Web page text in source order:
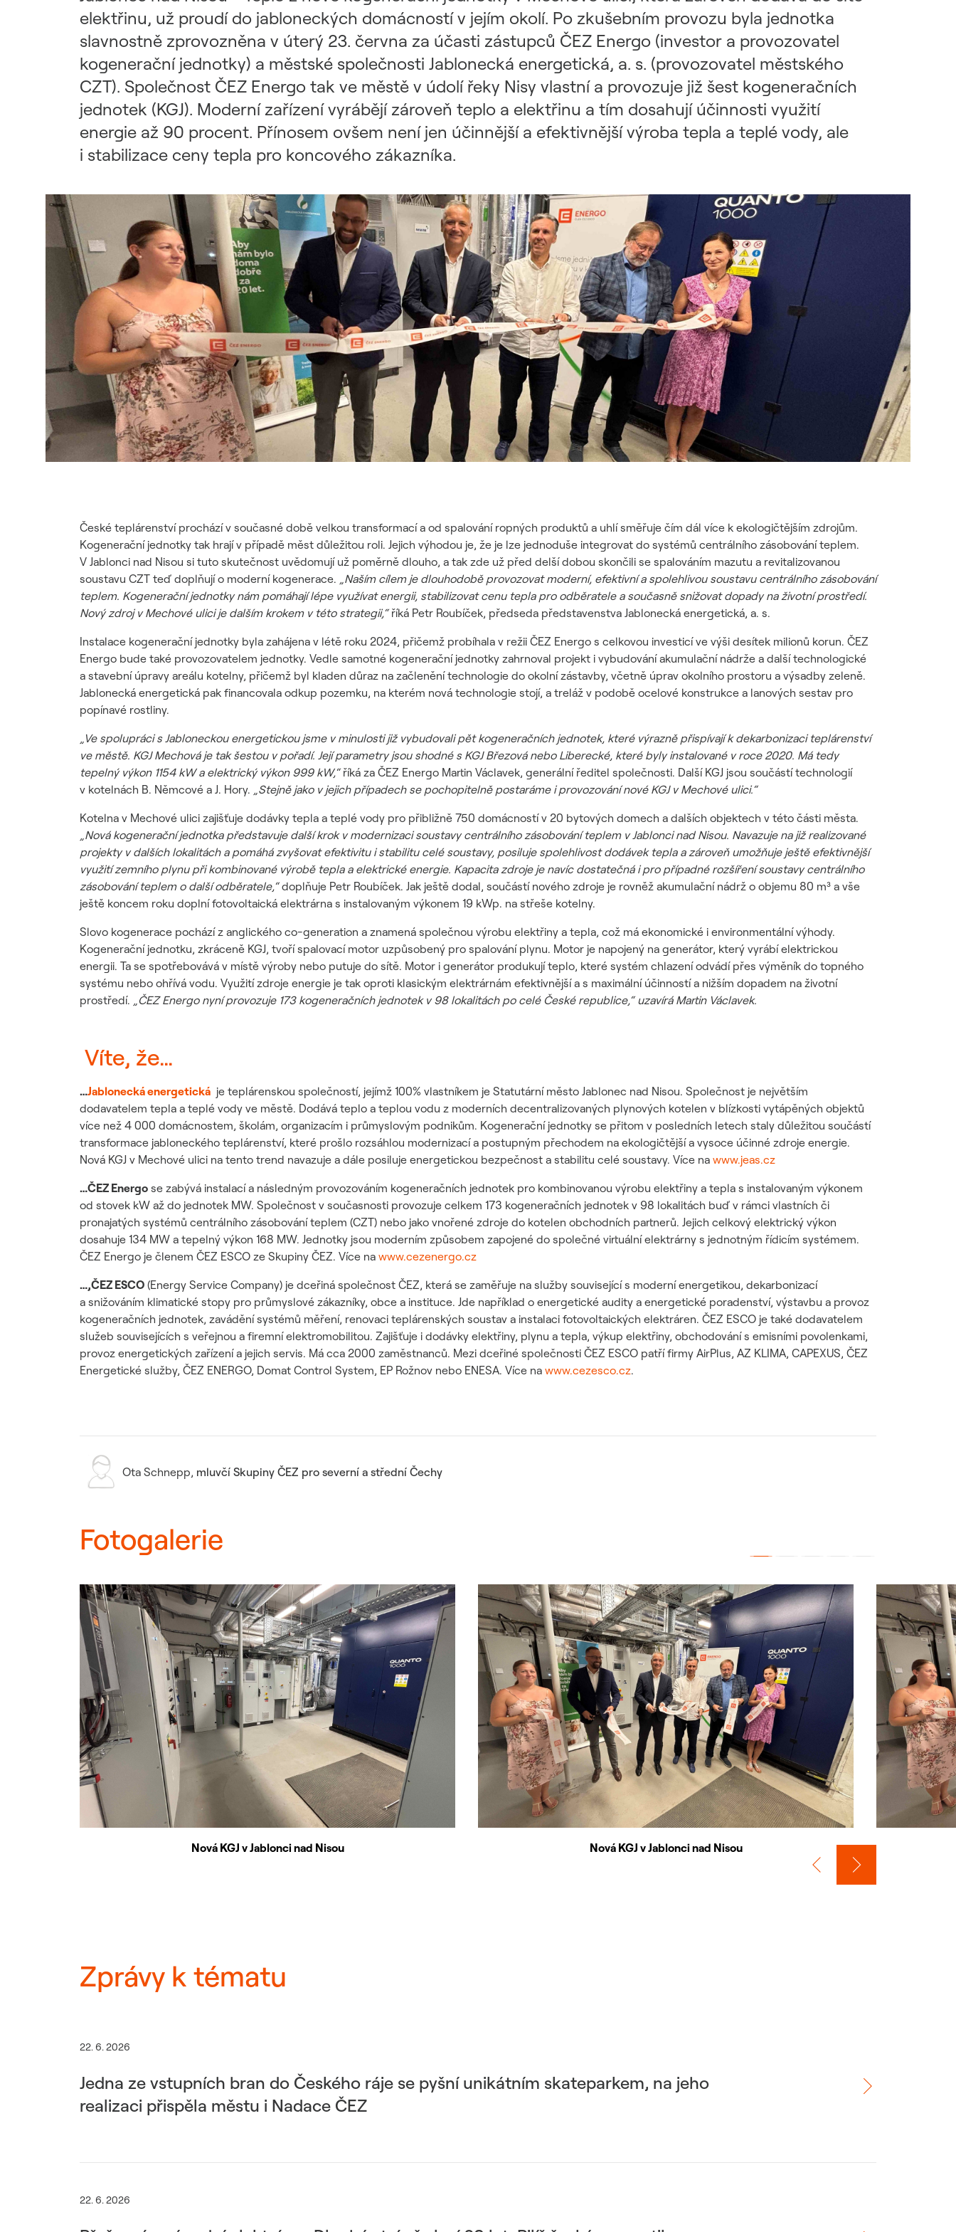
Udržitelný dodavatelský
řetězec / ESG dotazník
elektřinu, už proudí do jabloneckých domácností v jejím okolí. Po zkušebním provozu byla jednotka
slavnostně zprovozněna v úterý 23. června za účasti zástupců ČEZ Energo (investor a provozovatel
kogenerační jednotky) a městské společnosti Jablonecká energetická, a. s. (provozovatel městského
CZT). Společnost ČEZ Energo tak ve městě v údolí řeky Nisy vlastní a provozuje již šest kogeneračních
jednotek (KGJ). Moderní zařízení vyrábějí zároveň teplo a elektřinu a tím dosahují účinnosti využití
energie až 90 procent. Přínosem ovšem není jen účinnější a efektivnější výroba tepla a teplé vody, ale
i stabilizace ceny tepla pro koncového zákazníka.
České teplárenství prochází v současné době velkou transformací a od spalování ropných produktů a uhlí směřuje čím dál více k ekologičtějším zdrojům.
Kogenerační jednotky tak hrají v případě měst důležitou roli. Jejich výhodou je, že je lze jednoduše integrovat do systémů centrálního zásobování teplem.
V Jablonci nad Nisou si tuto skutečnost uvědomují už poměrně dlouho, a tak zde už před delší dobou skončili se spalováním mazutu a revitalizovanou
soustavu CZT teď doplňují o moderní kogenerace. „Naším cílem je dlouhodobě provozovat moderní, efektivní a spolehlivou soustavu centrálního zásobování
teplem. Kogenerační jednotky nám pomáhají lépe využívat energii, stabilizovat cenu tepla pro odběratele a současně snižovat dopady na životní prostředí.
Nový zdroj v Mechové ulici je dalším krokem v této strategii,“říká Petr Roubíček, předseda představenstva Jablonecká energetická, a. s.
Instalace kogenerační jednotky byla zahájena v létě roku 2024, přičemž probíhala v režii ČEZ Energo s celkovou investicí ve výši desítek milionů korun. ČEZ
Energo bude také provozovatelem jednotky. Vedle samotné kogenerační jednotky zahrnoval projekt i vybudování akumulační nádrže a další technologické
a stavební úpravy areálu kotelny, přičemž byl kladen důraz na začlenění technologie do okolní zástavby, včetně úprav okolního prostoru a výsadby zeleně.
Jablonecká energetická pak financovala odkup pozemku, na kterém nová technologie stojí, a treláž v podobě ocelové konstrukce a lanových sestav pro
popínavé rostliny.
„Ve spolupráci s Jabloneckou energetickou jsme v minulosti již vybudovali pět kogeneračních jednotek, které výrazně přispívají k dekarbonizaci teplárenství
ve městě. KGJ Mechová je tak šestou v pořadí. Její parametry jsou shodné s KGJ Březová nebo Liberecké, které byly instalované v roce 2020. Má tedy
tepelný výkon 1154 kW a elektrický výkon 999 kW,“říká za ČEZ Energo Martin Václavek, generální ředitel společnosti. Další KGJ jsou součástí technologií
v kotelnách B. Němcové a J. Hory. „Stejně jako v jejich případech se pochopitelně postaráme i provozování nové KGJ v Mechové ulici.“
Kotelna v Mechové ulici zajišťuje dodávky tepla a teplé vody pro přibližně 750 domácností v 20 bytových domech a dalších objektech v této části města.
„Nová kogenerační jednotka představuje další krok v modernizaci soustavy centrálního zásobování teplem v Jablonci nad Nisou. Navazuje na již realizované
projekty v dalších lokalitách a pomáhá zvyšovat efektivitu i stabilitu celé soustavy, posiluje spolehlivost dodávek tepla a zároveň umožňuje ještě efektivnější
využití zemního plynu při kombinované výrobě tepla a elektrické energie. Kapacita zdroje je navíc dostatečná i pro případné rozšíření soustavy centrálního
zásobování teplem o další odběratele,“doplňuje Petr Roubíček. Jak ještě dodal, součástí nového zdroje je rovněž akumulační nádrž o objemu 80 m³ a vše
ještě koncem roku doplní fotovoltaická elektrárna s instalovaným výkonem 19 kWp. na střeše kotelny.
Slovo kogenerace pochází z anglického co-generation a znamená společnou výrobu elektřiny a tepla, což má ekonomické i environmentální výhody.
Kogenerační jednotku, zkráceně KGJ, tvoří spalovací motor uzpůsobený pro spalování plynu. Motor je napojený na generátor, který vyrábí elektrickou
energii. Ta se spotřebovává v místě výroby nebo putuje do sítě. Motor i generátor produkují teplo, které systém chlazení odvádí přes výměník do topného
systému nebo ohřívá vodu. Využití zdroje energie je tak oproti klasickým elektrárnám efektivnější a s maximální účinností a nižším dopadem na životní
prostředí. „ČEZ Energo nyní provozuje 173 kogeneračních jednotek v 98 lokalitách po celé České republice,“ uzavírá Martin Václavek.
Víte, že…
…Jablonecká energetická je teplárenskou společností, jejímž 100% vlastníkem je Statutární město Jablonec nad Nisou. Společnost je největším
dodavatelem tepla a teplé vody ve městě. Dodává teplo a teplou vodu z moderních decentralizovaných plynových kotelen v blízkosti vytápěných objektů
více než 4 000 domácnostem, školám, organizacím i průmyslovým podnikům. Kogenerační jednotky se přitom v posledních letech staly důležitou součástí
transformace jabloneckého teplárenství, které prošlo rozsáhlou modernizací a postupným přechodem na ekologičtější a vysoce účinné zdroje energie.
Nová KGJ v Mechové ulici na tento trend navazuje a dále posiluje energetickou bezpečnost a stabilitu celé soustavy. Více na www.jeas.cz
…ČEZ Energo se zabývá instalací a následným provozováním kogeneračních jednotek pro kombinovanou výrobu elektřiny a tepla s instalovaným výkonem
od stovek kW až do jednotek MW. Společnost v současnosti provozuje celkem 173 kogeneračních jednotek v 98 lokalitách buď v rámci vlastních či
pronajatých systémů centrálního zásobování teplem (CZT) nebo jako vnořené zdroje do kotelen obchodních partnerů. Jejich celkový elektrický výkon
dosahuje 134 MW a tepelný výkon 168 MW. Jednotky jsou moderním způsobem zapojené do společné virtuální elektrárny s jednotným řídicím systémem.
ČEZ Energo je členem ČEZ ESCO ze Skupiny ČEZ. Více na www.cezenergo.cz
…,ČEZ ESCO (Energy Service Company) je dceřiná společnost ČEZ, která se zaměřuje na služby související s moderní energetikou, dekarbonizací
a snižováním klimatické stopy pro průmyslové zákazníky, obce a instituce. Jde například o energetické audity a energetické poradenství, výstavbu a provoz
kogeneračních jednotek, zavádění systémů měření, renovaci teplárenských soustav a instalaci fotovoltaických elektráren. ČEZ ESCO je také dodavatelem
služeb souvisejících s veřejnou a firemní elektromobilitou. Zajišťuje i dodávky elektřiny, plynu a tepla, výkup elektřiny, obchodování s emisními povolenkami,
provoz energetických zařízení a jejich servis. Má cca 2000 zaměstnanců. Mezi dceřiné společnosti ČEZ ESCO patří firmy AirPlus, AZ KLIMA, CAPEXUS, ČEZ
Energetické služby, ČEZ ENERGO, Domat Control System, EP Rožnov nebo ENESA. Více na www.cezesco.cz.
Ota Schnepp, mluvčí Skupiny ČEZ pro severní a střední Čechy
Fotogalerie
Nová KGJ v Jablonci nad Nisou Nová KGJ v Jablonci nad Nisou
Zprávy k tématu
22. 6. 2026
Jedna ze vstupních bran do Českého ráje se pyšní unikátním skateparkem, na jeho
realizaci přispěla městu i Nadace ČEZ
22. 6. 2026